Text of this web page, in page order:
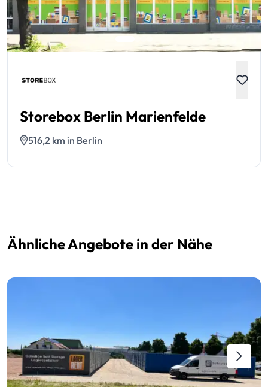
Storebox Berlin Marienfelde
516,2 km in Berlin
Ähnliche Angebote in der Nähe